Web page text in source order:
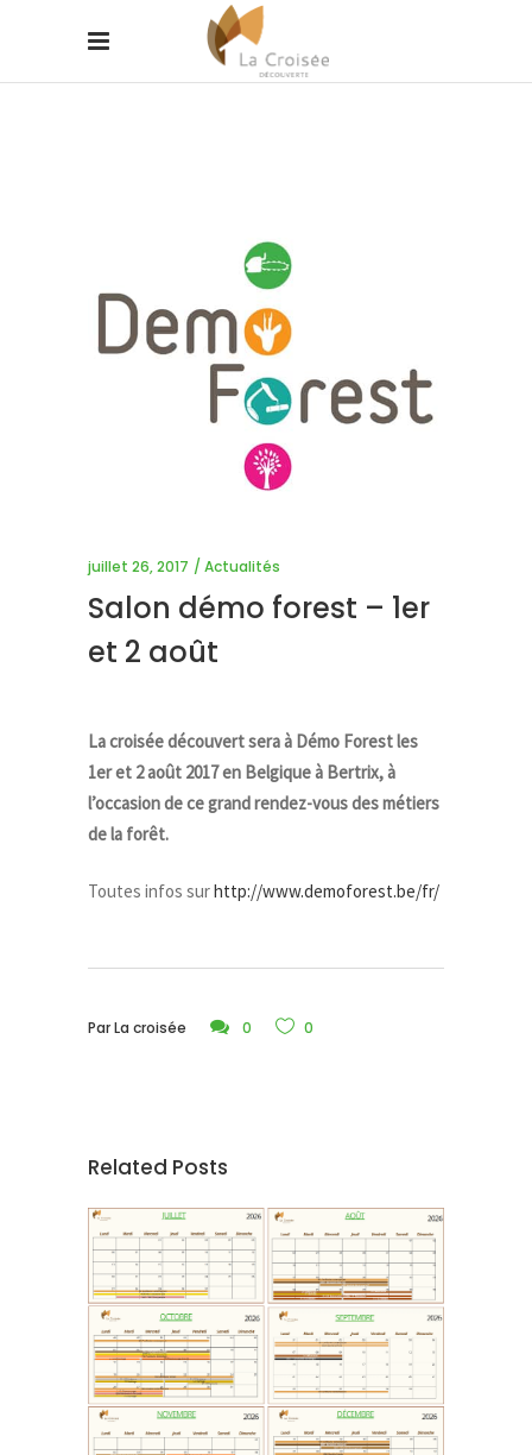
juillet 26, 2017 Actualités
Salon démo forest – 1er
et 2 août
La croisée découvert sera à Démo Forest les
1er et 2 août 2017 en Belgique à Bertrix, à
l’occasion de ce grand rendez-vous des métiers
de la forêt.
Toutes infos surhttp://www.demoforest.be/fr/
ParLa croisée 0 0
Related Posts